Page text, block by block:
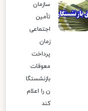
سازمان
تأمین
اجتماعی
زمان
پرداخت
معوقات
بازنشستگا
ن را اعلام
کند